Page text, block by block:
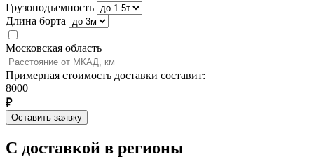
Грузоподъемность
Длина борта
Московская область
Примерная стоимость доставки составит:
8000
₽
Оставить заявку
С доставкой в регионы